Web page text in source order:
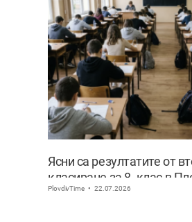
Ясни са резултатите от
класиране за 8. клас в
ученици сбъднаха
PlovdivTime 22.07.2026